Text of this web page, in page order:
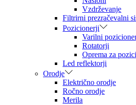
Vzdrževanje
Filtrirni prezračevalni
Pozicionerji
Varilni
Rotatorji
Oprema za
Led reflektorji
Orodje
Električno orodje
Ročno orodje
Merila